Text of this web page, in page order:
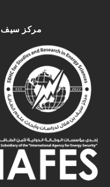
مركز سیف